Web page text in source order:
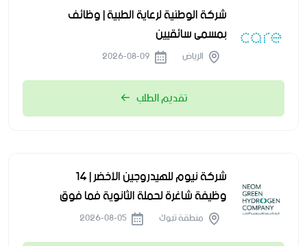
شركة الوطنية لرعاية الطبية | وظائف
بمسمى سائقيين
الرياض
تقديم الطلب
شركة نيوم للهيدروجين الأخضر | 14
وظيفة شاغرة لحملة الثانوية فما فوق
منطقة تبوك